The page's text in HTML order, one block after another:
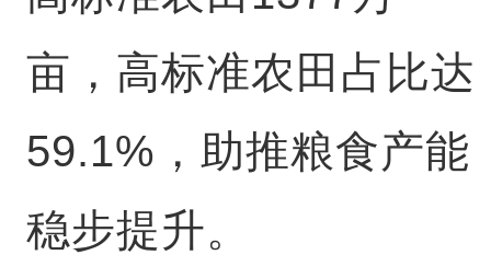
亩，高标准农田占比达
59.1%，助推粮食产能
稳步提升。